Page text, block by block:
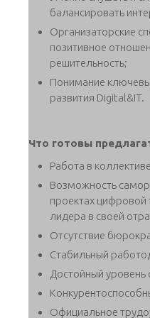
балансировать
Организаторские
позитивное
решительность;
Понимание
развития Digital&IT.
Что готовы
Работа в
Возможность
проектах
лидера в своей
Отсутствие
Стабильный
Достойный
Официальное